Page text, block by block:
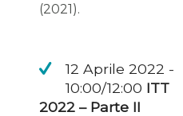
(2021).
12 Aprile 2022 -
10:00/12:00 ITT
2022 – Parte II